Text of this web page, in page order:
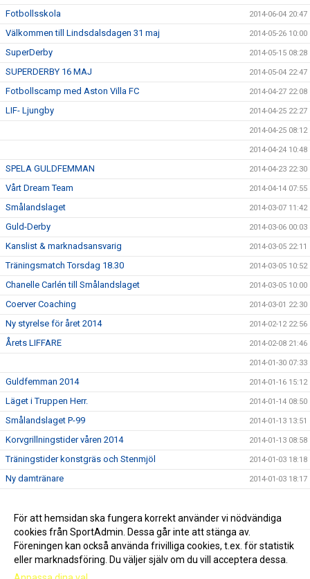
Fotbollsskola 2014-06-04 20:47
Välkommen till Lindsdalsdagen 31 maj 2014-05-26 10:00
SuperDerby 2014-05-15 08:28
SUPERDERBY 16 MAJ 2014-05-04 22:47
Fotbollscamp med Aston Villa FC 2014-04-27 22:08
LIF- Ljungby 2014-04-25 22:27
2014-04-25 08:12
2014-04-24 10:48
SPELA GULDFEMMAN 2014-04-23 22:30
Vårt Dream Team 2014-04-14 07:55
Smålandslaget 2014-03-07 11:42
Guld-Derby 2014-03-06 00:03
Kanslist & marknadsansvarig 2014-03-05 22:11
Träningsmatch Torsdag 18.30 2014-03-05 10:52
Chanelle Carlén till Smålandslaget 2014-03-05 10:00
Coerver Coaching 2014-03-01 22:30
Ny styrelse för året 2014 2014-02-12 22:56
Årets LIFFARE 2014-02-08 21:46
2014-01-30 07:33
Guldfemman 2014 2014-01-16 15:12
Läget i Truppen Herr. 2014-01-14 08:50
Smålandslaget P-99 2014-01-13 13:51
Korvgrillningstider våren 2014 2014-01-13 08:58
Träningstider konstgräs och Stenmjöl 2014-01-03 18:18
Ny damtränare 2014-01-03 18:17
Fantastiskt intresse för Bröderna Olsson Cup i år! 2013-11-12 15:37
Upphittat 2013-10-28 16:43
För att hemsidan ska fungera korrekt använder vi nödvändiga
cookies från SportAdmin. Dessa går inte att stänga av.
Föreningen kan också använda frivilliga cookies, t.ex. för statistik
eller marknadsföring. Du väljer själv om du vill acceptera dessa.